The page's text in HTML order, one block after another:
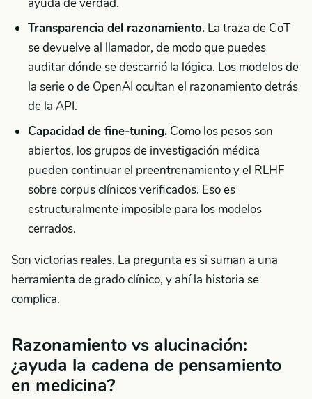
ayuda de verdad.
Transparencia del razonamiento. La traza de CoT
se devuelve al llamador, de modo que puedes
auditar dónde se descarrió la lógica. Los modelos de
la serie o de OpenAI ocultan el razonamiento detrás
de la API.
Capacidad de fine-tuning. Como los pesos son
abiertos, los grupos de investigación médica
pueden continuar el preentrenamiento y el RLHF
sobre corpus clínicos verificados. Eso es
estructuralmente imposible para los modelos
cerrados.
Son victorias reales. La pregunta es si suman a una
herramienta de grado clínico, y ahí la historia se
complica.
Razonamiento vs alucinación:
¿ayuda la cadena de pensamiento
en medicina?